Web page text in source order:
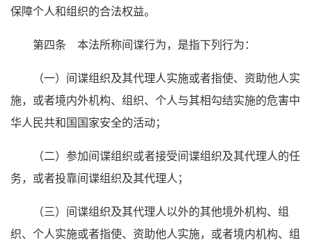
保障个人和组织的合法权益。
第四条 本法所称间谍行为，是指下列行为：
（一）间谍组织及其代理人实施或者指使、资助他人实
施，或者境内外机构、组织、个人与其相勾结实施的危害中
华人民共和国国家安全的活动；
（二）参加间谍组织或者接受间谍组织及其代理人的任
务，或者投靠间谍组织及其代理人；
（三）间谍组织及其代理人以外的其他境外机构、组
织、个人实施或者指使、资助他人实施，或者境内机构、组